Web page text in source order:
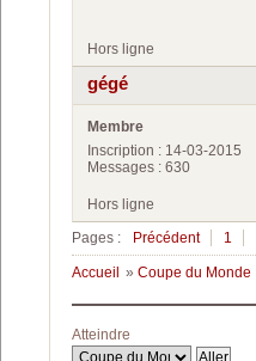
Hors ligne
gégé
Membre
Inscription : 14-03-2015
Messages : 630
Hors ligne
Pages :
Précédent 1
Accueil » Coupe du Monde
Atteindre